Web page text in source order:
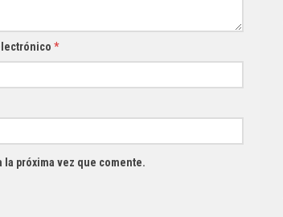
*
la próxima vez que comente.